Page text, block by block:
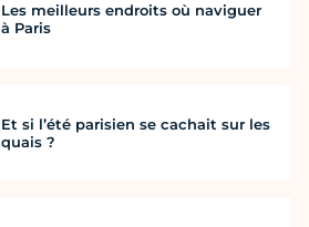
Les meilleurs endroits où naviguer
à Paris
Et si l’été parisien se cachait sur les
quais ?